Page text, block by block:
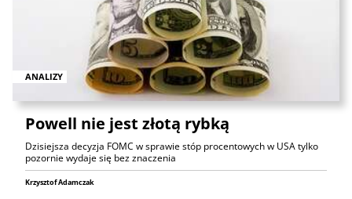
ANALIZY
Powell nie jest złotą rybką
Dzisiejsza decyzja FOMC w sprawie stóp procentowych w USA tylko
pozornie wydaje się bez znaczenia
Krzysztof Adamczak